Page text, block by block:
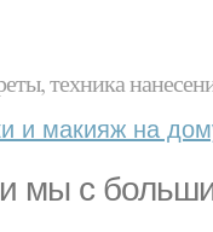
техника
и макияж на
и мы с